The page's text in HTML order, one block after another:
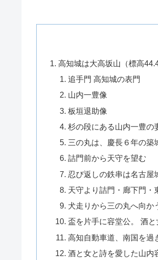
高知城は大高坂山（標高
追手門 高知城の表門
山内一豊像
板垣退助像
杉の段にある山内一豊の
三の丸は、慶長６年の築
詰門前から天守を望む
忍び返しの鉄串は名古屋
天守より詰門・廊下門・
犬走りから三の丸へ向か
盃を片手に容堂公。 酒
高知自動車道、南国を過
酒と女と詩を愛した山内